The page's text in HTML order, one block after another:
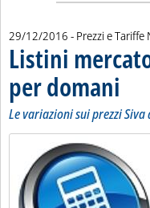
29/12/2016 - Prezzi e Tariffe
Listini
per domani ..
Le variazioni sui prezzi